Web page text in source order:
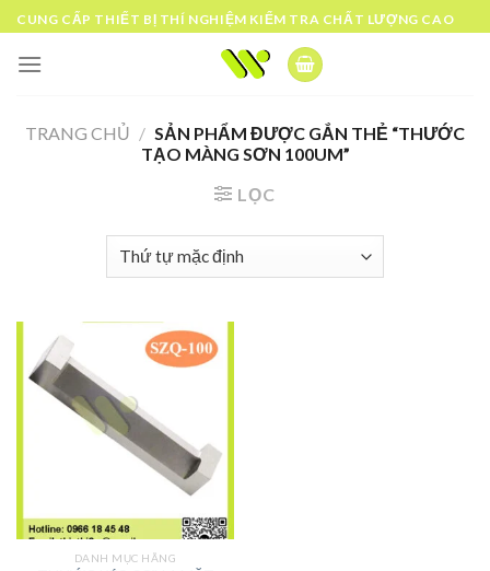
Skip
to
content
CUNG CẤP THIẾT BỊ THÍ NGHIỆM KIỂM TRA CHẤT LƯỢNG CAO
TRANG CHỦ / SẢN PHẨM ĐƯỢC GẮN THẺ “THƯỚC
TẠO MÀNG SƠN 100UM”
LỌC
DANH MỤC HÃNG